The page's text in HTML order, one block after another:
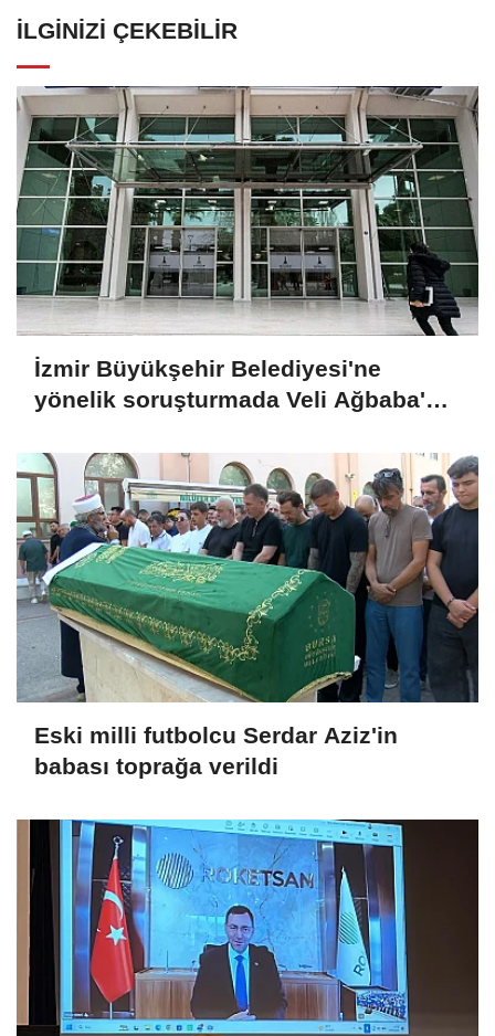
İLGINIZI ÇEKEBILIR
İzmir Büyükşehir Belediyesi'ne
yönelik soruşturmada Veli Ağbaba'nın
Eski milli futbolcu Serdar Aziz'in
babası toprağa verildi